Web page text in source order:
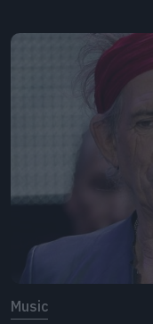
Music